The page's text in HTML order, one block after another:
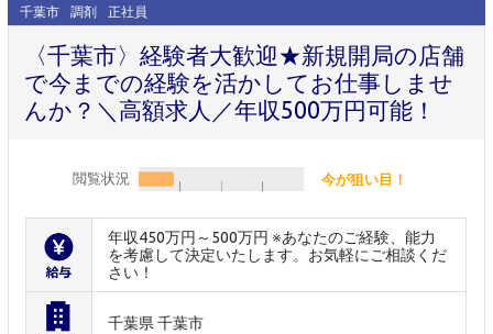
千葉市 調剤 正社員
〈千葉市〉経験者大歓迎★新規開局の店舗
で今までの経験を活かしてお仕事しませ
んか？＼高額求人／年収500万円可能！
閲覧状況 今が狙い目！
年収450万円～500万円 ※あなたのご経験、能力
を考慮して決定いたします。お気軽にご相談くだ
さい！
千葉県 千葉市